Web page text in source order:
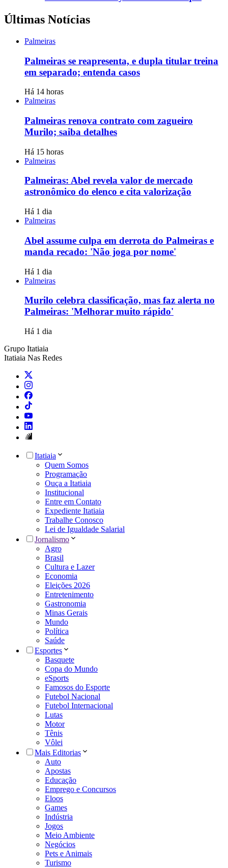
Últimas Notícias
Palmeiras
Palmeiras se reapresenta, e dupla titular treina
em separado; entenda casos
Há 14 horas
Palmeiras
Palmeiras renova contrato com zagueiro
Murilo; saiba detalhes
Há 15 horas
Palmeiras
Palmeiras: Abel revela valor de mercado
astronômico do elenco e cita valorização
Há 1 dia
Palmeiras
Abel assume culpa em derrota do Palmeiras e
manda recado: 'Não joga por nome'
Há 1 dia
Palmeiras
Murilo celebra classificação, mas faz alerta no
Palmeiras: 'Melhorar muito rápido'
Há 1 dia
Grupo Itatiaia
Itatiaia Nas Redes
Itatiaia
Quem Somos
Programação
Ouça a Itatiaia
Institucional
Entre em Contato
Expediente Itatiaia
Trabalhe Conosco
Lei de Igualdade Salarial
Jornalismo
Agro
Brasil
Cultura e Lazer
Economia
Eleições 2026
Entretenimento
Gastronomia
Minas Gerais
Mundo
Política
Saúde
Esportes
Basquete
Copa do Mundo
eSports
Famosos do Esporte
Futebol Nacional
Futebol Internacional
Lutas
Motor
Tênis
Vôlei
Mais Editorias
Auto
Apostas
Educação
Emprego e Concursos
Eloos
Games
Indústria
Jogos
Meio Ambiente
Negócios
Pets e Animais
Turismo